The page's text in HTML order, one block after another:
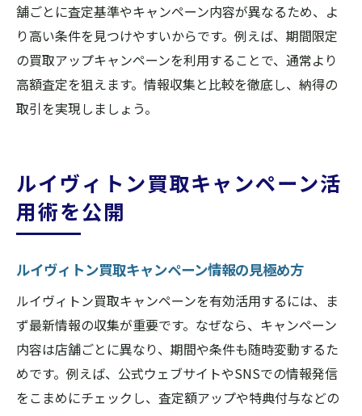
買取前に知っておきたい注意点と対応策
ルイヴィトン買取時の予約や相談の活用法
査定から支払いまで安心のルイヴィトン買
取
橿原市で安心して利用できる買取のコツ
方
安心して利用できるルイヴィトン買取サー
ビス
ト
初めての方にもおすすめの買取手順を解説
ルイヴィトン買取でトラブルを防ぐ注意点
橿原市で安心のルイヴィトン買取体験談
大切なルイヴィトンを高く売るための秘訣
ルイヴィトン買取で高額を狙うための秘訣
舗ごとに査定基準やキャンペーン内容が異なるため、よ
り高い条件を見つけやすいからです。例えば、期間限定
の買取アップキャンペーンを利用することで、通常より
高額査定を狙えます。情報収集と比較を徹底し、納得の
取引を実現しましょう。
ルイヴィトン買取キャンペーン活
用術を公開
ルイヴィトン買取キャンペーン情報の見極め方
ルイヴィトン買取キャンペーンを有効活用するには、ま
ず最新情報の収集が重要です。なぜなら、キャンペーン
内容は店舗ごとに異なり、期間や条件も随時変動するた
めです。例えば、公式ウェブサイトやSNSでの情報発信
をこまめにチェックし、査定額アップや特典付与などの